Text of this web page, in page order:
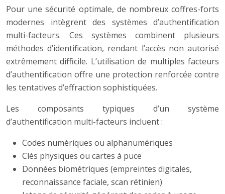
Pour une sécurité optimale, de nombreux coffres-forts
modernes intègrent des systèmes d’authentification
multi-facteurs. Ces systèmes combinent plusieurs
méthodes d’identification, rendant l’accès non autorisé
extrêmement difficile. L’utilisation de multiples facteurs
d’authentification offre une protection renforcée contre
les tentatives d’effraction sophistiquées.
Les composants typiques d’un système
d’authentification multi-facteurs incluent :
Codes numériques ou alphanumériques
Clés physiques ou cartes à puce
Données biométriques (empreintes digitales,
reconnaissance faciale, scan rétinien)